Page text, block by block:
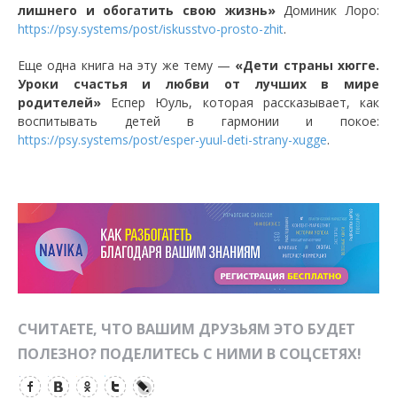
лишнего и обогатить свою жизнь»Доминик Лоро:
https://psy.systems/post/iskusstvo-prosto-zhit.
Еще одна книга на эту же тему — «Дети страны хюгге.
Уроки счастья и любви от лучших в мире
родителей» Еспер Юуль, которая рассказывает, как
воспитывать детей в гармонии и покое:
https://psy.systems/post/esper-yuul-deti-strany-xugge.
СЧИТАЕТЕ, ЧТО ВАШИМ ДРУЗЬЯМ ЭТО БУДЕТ
ПОЛЕЗНО? ПОДЕЛИТЕСЬ С НИМИ В СОЦСЕТЯХ!